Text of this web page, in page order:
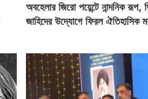
অবহেলার জিরো পয়েন্টে নান্দনিক রূপ,
জাহিদের উদ্যোগে ফিরল ঐতিহাসিক